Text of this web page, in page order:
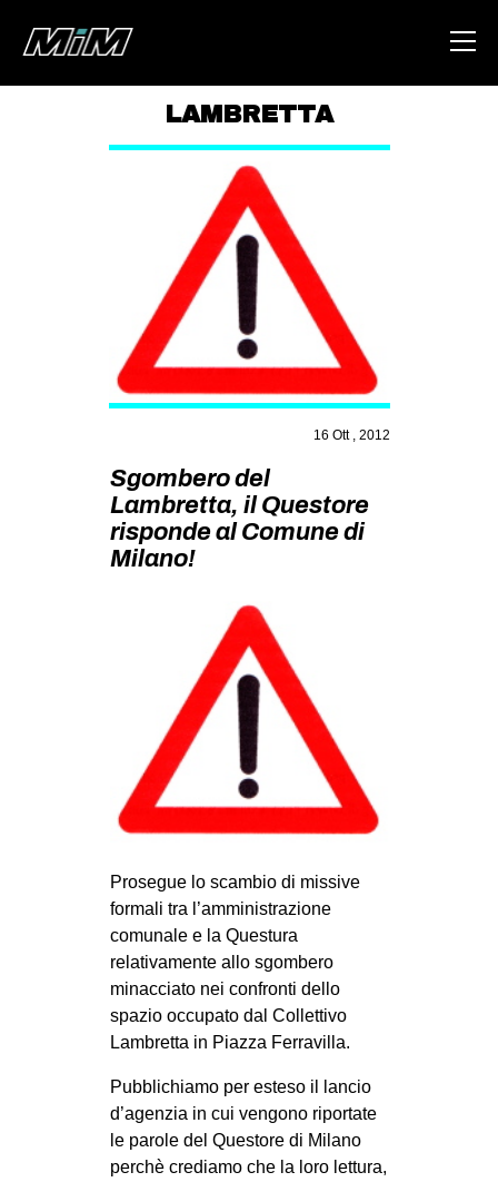
ABOUT
AREA
DEGENERAZIONE
GAZA FREESTYLE
CSOA LAMBRETTA
MSM
STUDENTI TSUNAMI
ZAM
MILANO
MOBILITAZIONI
SPORT POPOLARE
MOVIMENTI
AMBIENTE
ANTIFASCISMO
DIRITTO ALL’ABITARE
PRECARIATO
REPRESSIONE
STUDENTI
CULTURE
CINEMA
MANIFESTI
MUSICA
LAMBRETTA
16 Ott , 2012
Sgombero del
Lambretta, il Questore
risponde al Comune di
Milano!
Prosegue lo scambio di missive
formali tra l’amministrazione
comunale e la Questura
relativamente allo sgombero
minacciato nei confronti dello
spazio occupato dal Collettivo
Lambretta in Piazza Ferravilla.
Pubblichiamo per esteso il lancio
d’agenzia in cui vengono riportate
le parole del Questore di Milano
perchè crediamo che la loro lettura,